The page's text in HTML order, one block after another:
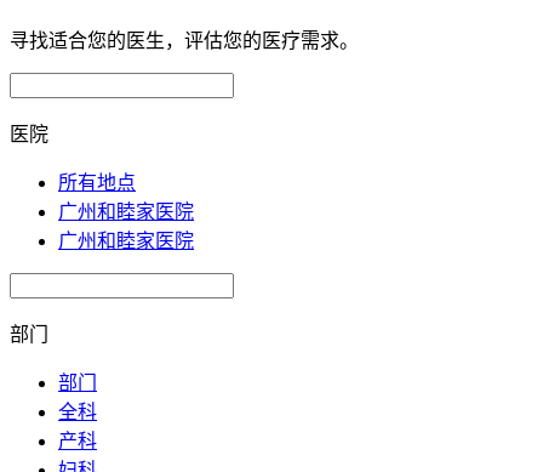
寻找适合您的医生，评估您的医疗需求。
医院
所有地点
广州和睦家医院
广州和睦家医院
部门
部门
全科
产科